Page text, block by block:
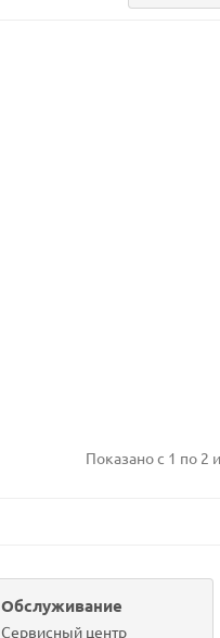
Показано с 1 по 2
Обслуживание
Сервисный центр